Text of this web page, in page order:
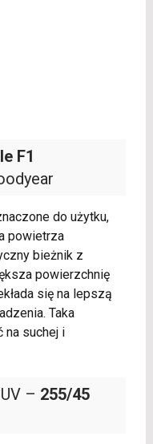
F1
do użytku,
powietrza
bieżnik z
powierzchnię
się na lepszą
Taka
na suchej i
– 255/45